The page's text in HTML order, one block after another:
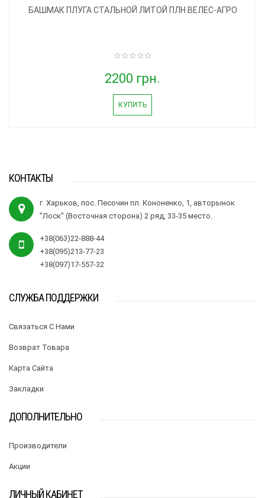
БАШМАК ПЛУГА СТАЛЬНОЙ ЛИТОЙ ПЛН ВЕЛЕС-АГРО
2200 грн.
КУПИТЬ
КОНТАКТЫ
г. Харьков, пос. Песочин пл. Кононенко, 1, авторынок
"Лоск" (Восточная сторона) 2 ряд, 33-35 место.
+38(063)22-888-44
+38(095)213-77-23
+38(097)17-557-32
СЛУЖБА ПОДДЕРЖКИ
Связаться С Нами
Возврат Товара
Карта Сайта
Закладки
ДОПОЛНИТЕЛЬНО
Производители
Акции
ЛИЧНЫЙ КАБИНЕТ